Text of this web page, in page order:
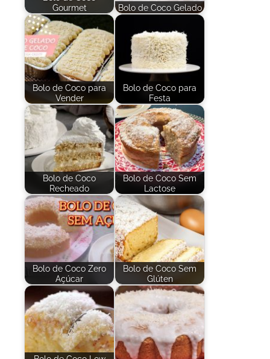
Gourmet
Bolo de Coco Gelado
Bolo de Coco para
Vender
Bolo de Coco para
Festa
Bolo de Coco
Recheado
Bolo de Coco Sem
Lactose
Bolo de Coco Zero
Açúcar
Bolo de Coco Sem
Glúten